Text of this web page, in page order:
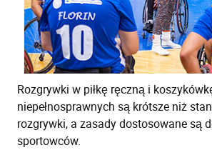
Rozgrywki w piłkę ręczną i
niepełnosprawnych są krótsze niż
rozgrywki, a zasady dostosowane są
sportowców.